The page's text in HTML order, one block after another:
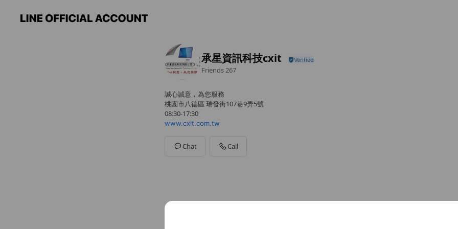
承星資訊科技cxit
Friends 267
誠心誠意，為您服務
桃園市八德區 瑞發街107巷9弄5號
08:30-17:30
www.cxit.com.tw
Chat Call